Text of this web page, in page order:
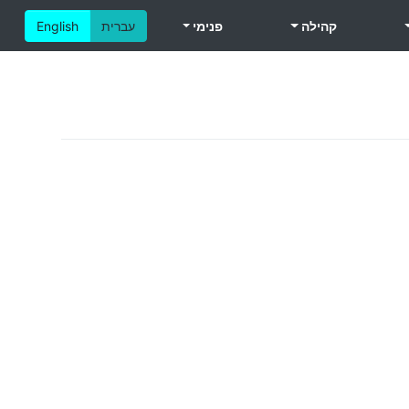
English עברית קהילה פנימי